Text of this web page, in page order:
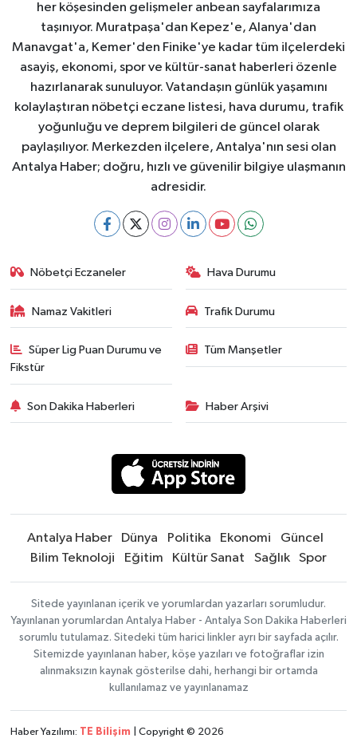
her köşesinden gelişmeler anbean sayfalarımıza
taşınıyor. Muratpaşa'dan Kepez'e, Alanya'dan
Manavgat'a, Kemer'den Finike'ye kadar tüm ilçelerdeki
asayiş, ekonomi, spor ve kültür-sanat haberleri özenle
hazırlanarak sunuluyor. Vatandaşın günlük yaşamını
kolaylaştıran nöbetçi eczane listesi, hava durumu, trafik
yoğunluğu ve deprem bilgileri de güncel olarak
paylaşılıyor. Merkezden ilçelere, Antalya'nın sesi olan
Antalya Haber; doğru, hızlı ve güvenilir bilgiye ulaşmanın
adresidir.
Nöbetçi Eczaneler Hava Durumu
Namaz Vakitleri Trafik Durumu
Süper Lig Puan Durumu ve
Fikstür
Tüm Manşetler
Son Dakika Haberleri Haber Arşivi
Antalya Haber Dünya Politika Ekonomi
Güncel
Bilim Teknoloji
Eğitim Kültür Sanat Sağlık Spor
Sitede yayınlanan içerik ve yorumlardan yazarları sorumludur.
Yayınlanan yorumlardan Antalya Haber - Antalya Son Dakika Haberleri
sorumlu tutulamaz. Sitedeki tüm harici linkler ayrı bir sayfada açılır.
Sitemizde yayınlanan haber, köşe yazıları ve fotoğraflar izin
alınmaksızın kaynak gösterilse dahi, herhangi bir ortamda
kullanılamaz ve yayınlanamaz
Haber Yazılımı: TE Bilişim | Copyright © 2026